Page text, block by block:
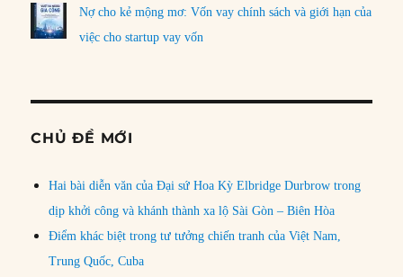
Nợ cho kẻ mộng mơ: Vốn vay chính sách và giới hạn của
việc cho startup vay vốn
CHỦ ĐỀ MỚI
Hai bài diễn văn của Đại sứ Hoa Kỳ Elbridge Durbrow trong
dịp khởi công và khánh thành xa lộ Sài Gòn – Biên Hòa
Điểm khác biệt trong tư tưởng chiến tranh của Việt Nam,
Trung Quốc, Cuba